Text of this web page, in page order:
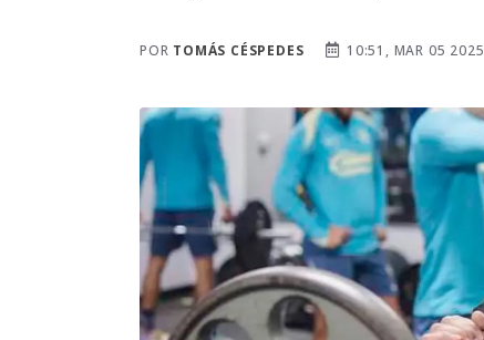
POR TOMÁS CÉSPEDES 10:51, MAR 05 2025